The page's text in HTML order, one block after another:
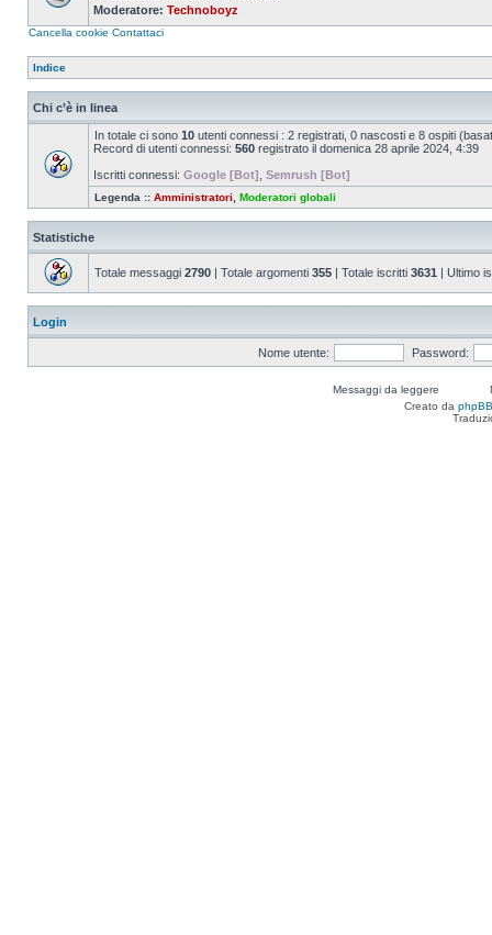
Nessun
messaggio
da
Moderatore: Technoboyz
Cancella cookie Contattaci
Indice
Chi c’è in linea
In totale ci sono 10 utenti connessi : 2 registrati, 0 nascosti e 8 ospiti
Record di utenti connessi: 560 registrato il domenica 28 aprile 2024, 4:39
Iscritti connessi: Google [Bot] Semrush [Bot]
Legenda :: Amministratori Moderatori globali
Statistiche
Totale messaggi 2790 | Totale argomenti 355 | Totale iscritti 3631 | Ultimo
Login
Nome utente: Password:
Messaggi da leggere
Creato da phpBB